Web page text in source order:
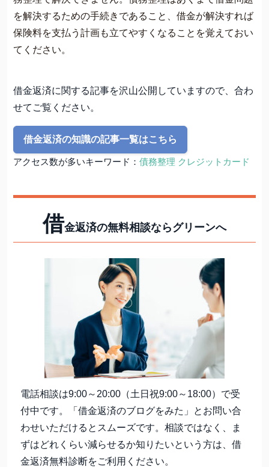
を解決するための手続きであること、借金が解決すれば
保険料を支払う計画も立てやすくなることを覚えておい
てください。
借金返済に関する記事を沢山公開していますので、合わ
せてご覧ください。
借金返済の知識の記事一覧はこちら
アクセス数が多いキーワード： 債務整理 クレジットカード
借金返済の無料相談ならグリーンへ
電話相談は9:00～20:00（土日祝9:00～18:00）で受
付中です。「借金返済のブログをみた」とお問い合
わせいただけるとスムーズです。相談ではなく、ま
ずはどれくらい減らせるか知りたいという方は、借
金返済無料診断をご利用ください。